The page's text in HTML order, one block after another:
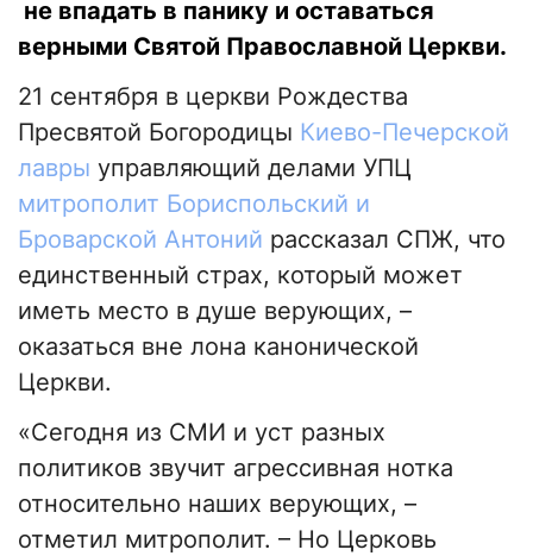
не впадать в панику и оставаться
верными Святой Православной Церкви.
21 сентября в церкви Рождества
Пресвятой Богородицы Киево-Печерской
лавры управляющий делами УПЦ
митрополит Бориспольский и
Броварской Антоний рассказал СПЖ, что
единственный страх, который может
иметь место в душе верующих, –
оказаться вне лона канонической
Церкви.
«Сегодня из СМИ и уст разных
политиков звучит агрессивная нотка
относительно наших верующих, –
отметил митрополит. – Но Церковь